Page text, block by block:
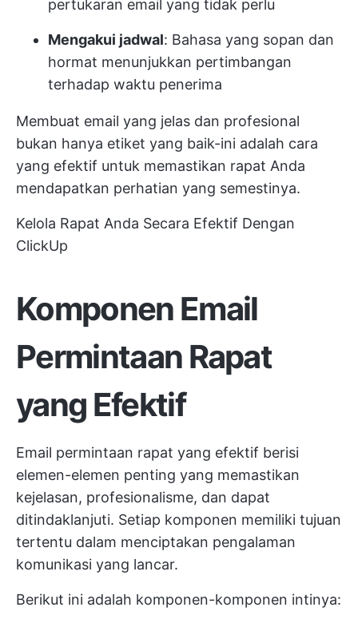
pertukaran email yang tidak perlu
Mengakui jadwal: Bahasa yang sopan dan
hormat menunjukkan pertimbangan
terhadap waktu penerima
Membuat email yang jelas dan profesional
bukan hanya etiket yang baik-ini adalah cara
yang efektif untuk memastikan rapat Anda
mendapatkan perhatian yang semestinya.
Kelola Rapat Anda Secara Efektif Dengan
ClickUp
Komponen Email
Permintaan Rapat
yang Efektif
Email permintaan rapat yang efektif berisi
elemen-elemen penting yang memastikan
kejelasan, profesionalisme, dan dapat
ditindaklanjuti. Setiap komponen memiliki tujuan
tertentu dalam menciptakan pengalaman
komunikasi yang lancar.
Berikut ini adalah komponen-komponen intinya: